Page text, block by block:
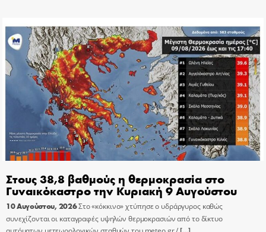
Στους 38,8 βαθμούς η θερμοκρασία στο
Γυναικόκαστρο την Κυριακή 9 Αυγούστου
10 Αυγούστου, 2026Στο «κόκκινο» χτύπησε ο υδράργυρος καθώς
συνεχίζονται οι καταγραφές υψηλών θερμοκρασιών από το δίκτυο